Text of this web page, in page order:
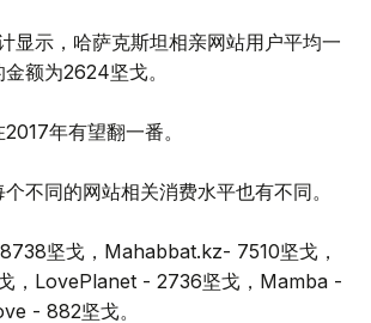
显示，哈萨克斯坦相亲网站用户平均一
额为2624坚戈。
年有望翻一番。
不同的网站相关消费水平也有不同。
坚戈，Mahabbat.kz- 7510坚戈，
，LovePlanet - 2736坚戈，Mamba -
- 882坚戈。